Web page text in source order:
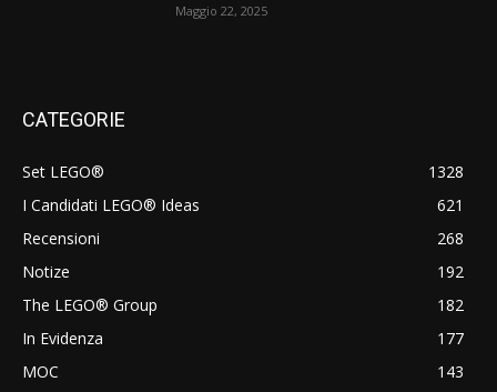
Maggio 22, 2025
CATEGORIE
Set LEGO®
1328
I Candidati LEGO® Ideas
621
Recensioni
268
Notize
192
The LEGO® Group
182
In Evidenza
177
MOC
143